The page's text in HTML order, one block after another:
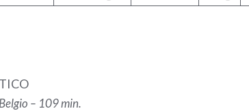
– 109 min.